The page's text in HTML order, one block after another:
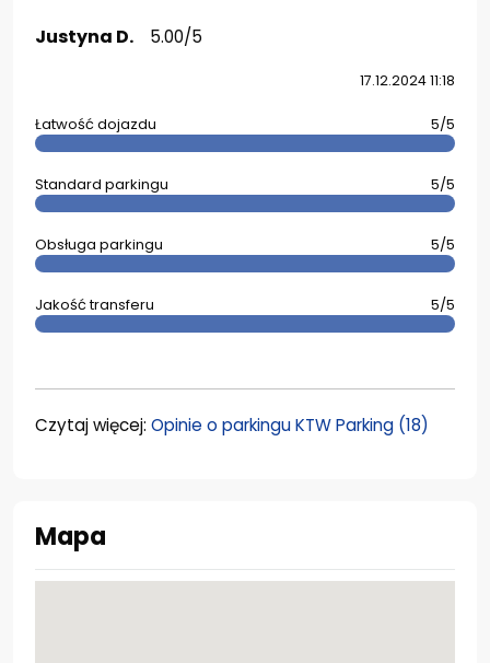
Justyna D. 5.00/5
17.12.2024 11:18
Łatwość dojazdu 5/5
Standard parkingu 5/5
Obsługa parkingu 5/5
Jakość transferu 5/5
Czytaj więcej: Opinie o parkingu KTW Parking (18)
Mapa